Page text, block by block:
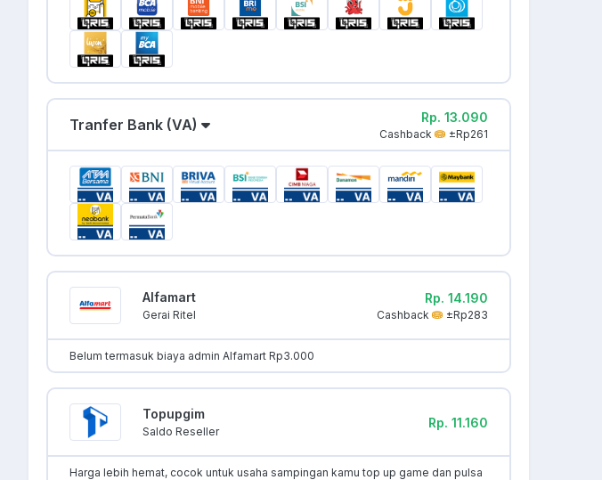
Tranfer Bank (VA) Rp. 13.090
Cashback ±Rp261
Alfamart
Gerai Ritel
Rp. 14.190
Cashback ±Rp283
Belum termasuk biaya admin Alfamart Rp3.000
Topupgim
Saldo Reseller
Rp. 11.160
Harga lebih hemat, cocok untuk usaha sampingan kamu top up game dan pulsa